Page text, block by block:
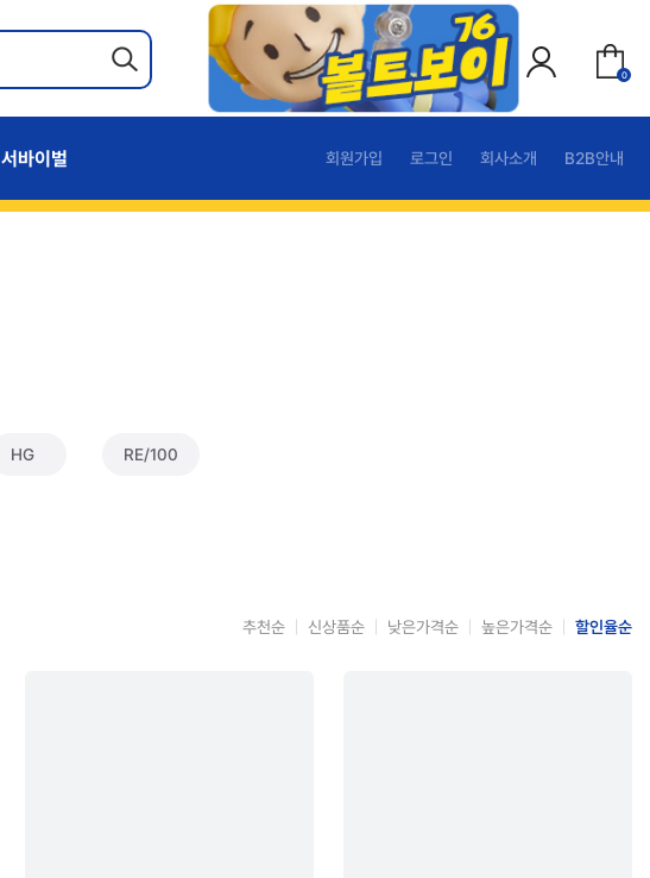
0
서바이벌 회원가입 로그인 회사소개 B2B안내
HG RE/100
추천순 신상품순 낮은가격순 높은가격순 할인율순